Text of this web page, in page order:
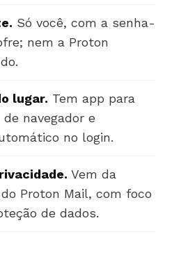
Só você, com a senha-
nem a Proton
lugar. Tem app para
navegador e
no login.
Vem da
Proton Mail, com foco
de dados.